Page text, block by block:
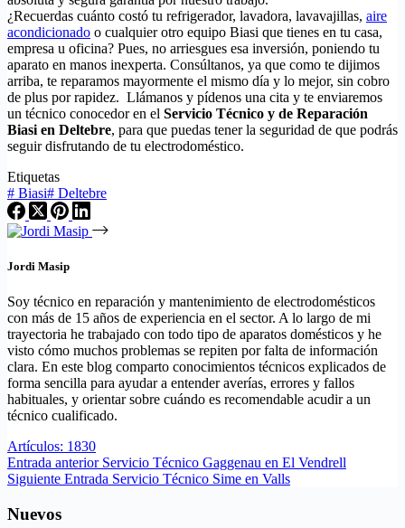
¿Recuerdas cuánto costó tu refrigerador, lavadora, lavavajillas, aire
acondicionado o cualquier otro equipo Biasi que tienes en tu casa,
empresa u oficina? Pues, no arriesgues esa inversión, poniendo tu
aparato en manos inexperta. Consúltanos, ya que como te dijimos
arriba, te reparamos mayormente el mismo día y lo mejor, sin cobro
de plus por rapidez. Llámanos y pídenos una cita y te enviaremos
un técnico conocedor en el Servicio Técnico y de Reparación
Biasi en Deltebre, para que puedas tener la seguridad de que podrás
seguir disfrutando de tu electrodoméstico.
Etiquetas
# Biasi# Deltebre
Jordi Masip
Soy técnico en reparación y mantenimiento de electrodomésticos
con más de 15 años de experiencia en el sector. A lo largo de mi
trayectoria he trabajado con todo tipo de aparatos domésticos y he
visto cómo muchos problemas se repiten por falta de información
clara. En este blog comparto conocimientos técnicos explicados de
forma sencilla para ayudar a entender averías, errores y fallos
habituales, y orientar sobre cuándo es recomendable acudir a un
técnico cualificado.
Artículos: 1830
Entrada anterior Servicio Técnico Gaggenau en El Vendrell
Siguiente Entrada Servicio Técnico Sime en Valls
Nuevos